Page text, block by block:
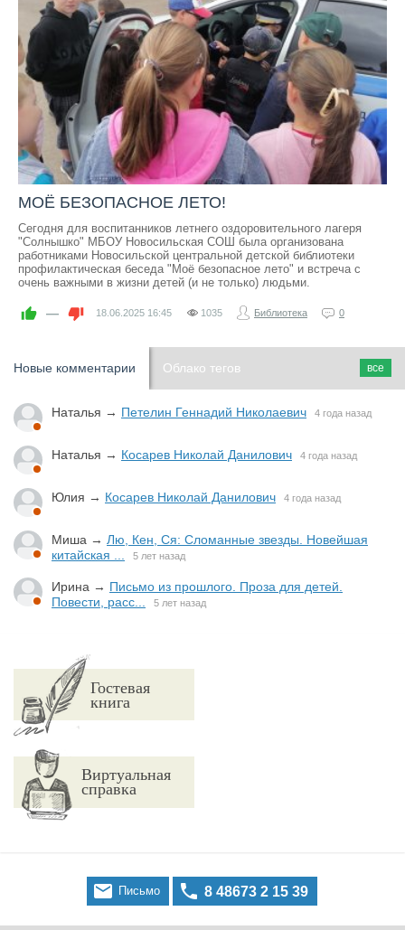
МОЁ БЕЗОПАСНОЕ ЛЕТО!
Сегодня для воспитанников летнего оздоровительного лагеря
"Солнышко" МБОУ Новосильская СОШ была организована
работниками Новосильской центральной детской библиотеки
профилактическая беседа "Моё безопасное лето" и встреча с
очень важными в жизни детей (и не только) людьми.
— 18.06.2025 16:45 1035 Библиотека 0
Новые комментарии Облако тегов все
Наталья → Петелин Геннадий Николаевич 4 года назад
Наталья → Косарев Николай Данилович 4 года назад
Юлия → Косарев Николай Данилович 4 года назад
Миша → Лю, Кен, Ся: Сломанные звезды. Новейшая
китайская ...
5 лет назад
Ирина → Письмо из прошлого. Проза для детей.
Повести, расс...
5 лет назад
Гостевая
книга
Виртуальная
справка
 Письмо  8 48673 2 15 39